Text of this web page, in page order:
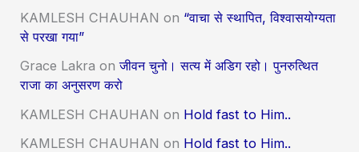
KAMLESH CHAUHAN on “वाचा से स्थापित, विश्वासयोग्यता
से परखा गया”
Grace Lakra onजीवन चुनो। सत्य में अडिग रहो। पुनरुत्थित
राजा का अनुसरण करो
KAMLESH CHAUHAN on Hold fast to Him..
KAMLESH CHAUHAN on Hold fast to Him..